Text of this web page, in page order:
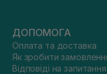
ДОПОМОГА
Оплата та доставка
Як зробити
Відповіді на запитання